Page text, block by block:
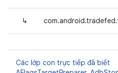
↳
Các lớp con trực tiếp đã biết